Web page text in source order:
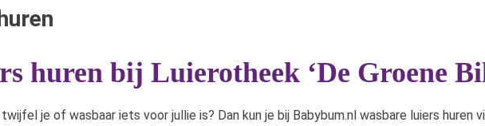
huren bij Luierotheek ‘De Groene
je of wasbaar iets voor jullie is? Dan kun je bij Babybum.nl wasbare luiers